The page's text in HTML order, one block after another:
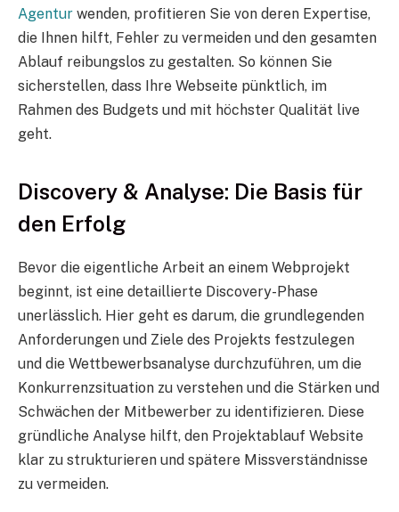
Agentur wenden, profitieren Sie von deren Expertise,
die Ihnen hilft, Fehler zu vermeiden und den gesamten
Ablauf reibungslos zu gestalten. So können Sie
sicherstellen, dass Ihre Webseite pünktlich, im
Rahmen des Budgets und mit höchster Qualität live
geht.
Discovery & Analyse: Die Basis für
den Erfolg
Bevor die eigentliche Arbeit an einem Webprojekt
beginnt, ist eine detaillierte Discovery-Phase
unerlässlich. Hier geht es darum, die grundlegenden
Anforderungen und Ziele des Projekts festzulegen
und die Wettbewerbsanalyse durchzuführen, um die
Konkurrenzsituation zu verstehen und die Stärken und
Schwächen der Mitbewerber zu identifizieren. Diese
gründliche Analyse hilft, den Projektablauf Website
klar zu strukturieren und spätere Missverständnisse
zu vermeiden.